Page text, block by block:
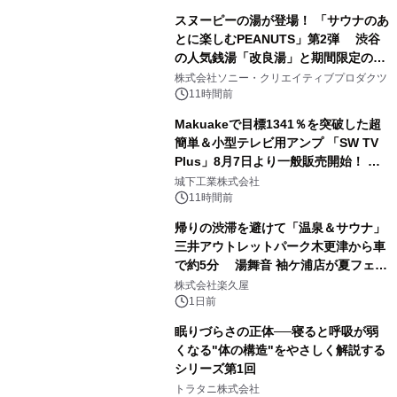
スヌーピーの湯が登場！ 「サウナのあ
とに楽しむPEANUTS」第2弾 渋谷
の人気銭湯「改良湯」と期間限定のコ
ラボレーション サウナイキタイコラ
ボグッズも発売決定！
株式会社ソニー・クリエイティブプロダクツ
11時間前
Makuakeで目標1341％を突破した超
簡単＆小型テレビ用アンプ 「SW TV
Plus」8月7日より一般販売開始！ ケ
ーブル1本つなぐだけ、テレビの音が
ぐっと豊かに
城下工業株式会社
11時間前
帰りの渋滞を避けて「温泉＆サウナ」
三井アウトレットパーク木更津から車
で約5分 湯舞音 袖ケ浦店が夏フェア
メニューを提供
株式会社楽久屋
1日前
眠りづらさの正体──寝ると呼吸が弱
くなる"体の構造"をやさしく解説する
シリーズ第1回
トラタニ株式会社